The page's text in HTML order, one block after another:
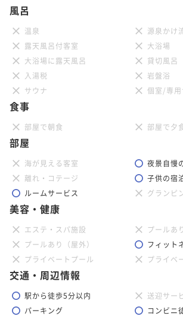
30平米
ポイント即利用で
-UTSUROI- デラックスキン
28平米 禁煙 無料Wi-Fi
ポイント即利用で
-UTSUROI- プレミアムコー
平米【禁煙】
40平米 禁煙 無料Wi-Fi
風呂
温泉
源泉かけ
露天風呂付客室
大浴場
大浴場に露天風呂
貸切風呂
入湯税
岩盤浴
サウナ
個室/専用
食事
部屋で朝食 部屋で夕
部屋
海が見える客室
夜景自慢
離れ・コテージ
子供の宿
ルームサービス
グランピ
美容・健康
エステ・スパ施設
プールあ
プールあり（屋外）
フィット
プライベートプール
プライベ
交通・周辺情報
駅から徒歩5分以内
送迎サー
パーキング
コンビニ